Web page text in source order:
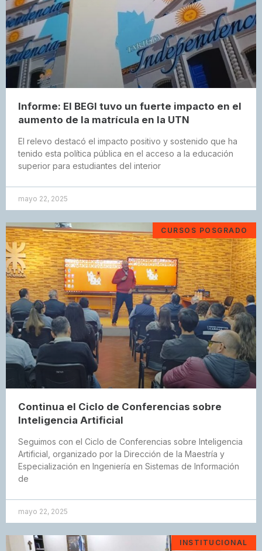
Informe: El BEGI tuvo un fuerte impacto en el
aumento de la matrícula en la UTN
El relevo destacó el impacto positivo y sostenido que ha
tenido esta política pública en el acceso a la educación
superior para estudiantes del interior
mayo 22, 2025
CURSOS POSGRADO
Continua el Ciclo de Conferencias sobre
Inteligencia Artificial
Seguimos con el Ciclo de Conferencias sobre Inteligencia
Artificial, organizado por la Dirección de la Maestría y
Especialización en Ingeniería en Sistemas de Información
de
mayo 22, 2025
INSTITUCIONAL